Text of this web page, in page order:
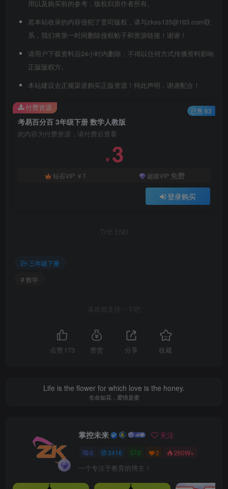
用以及购买前的参考，版权归原作者所有。
若本站收录的内容侵犯了贵司版权，请与zkss135@163.com联
系，我们将第一时间删除侵权帖子和资源链接！谢谢！
请用户下载资料后24小时内删除，不得以任何方式传播资料影响
正版版权方。
本站建议去正规渠道购买正版资源！特此声明，谢谢配合！
考易百分百 3年级下册 数学人教版
此内容为付费资源，请付费后查看
￥ 3
钻石VIP ￥ 1 超级VIP 免费
登录购买
付费资源 已售 63
THE END
三年级下册
# 数学
喜欢就支持一下吧
点赞 173 赞赏 分享 收藏
Life is the flower for which love is the honey.
生命如花，爱情是蜜
掌控未来 关注
0 3416 0 2 260W+
一个专注于教育的博主！